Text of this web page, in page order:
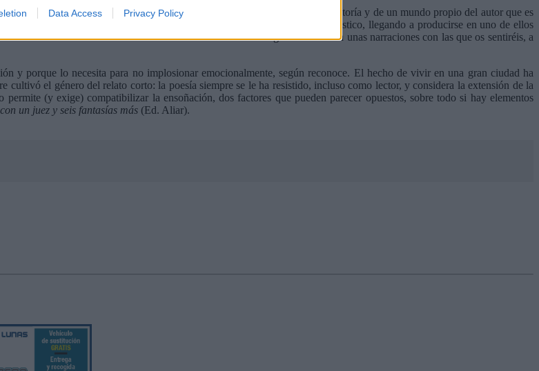
Data Access Privacy Policy
por cinco narraciones que no están relacionadas entre sí más allá de su autoría y de un mundo propio del autor que es
el titulado
, tienen todos algún elemento fantástico, llegando a producirse en uno de ellos
de la razón frente a los sentimientos son otros de los rasgos comunes en unas narraciones con las que os sentiréis, a
y porque lo necesita para no implosionar emocionalmente, según reconoce. El hecho de vivir en una gran ciudad ha
el género del relato corto: la poesía siempre se le ha resistido, incluso como lector, y considera la extensión de la
(y exige) compatibilizar la ensoñación, dos factores que pueden parecer opuestos, sobre todo si hay elementos
un juez y seis fantasías más (Ed. Aliar).